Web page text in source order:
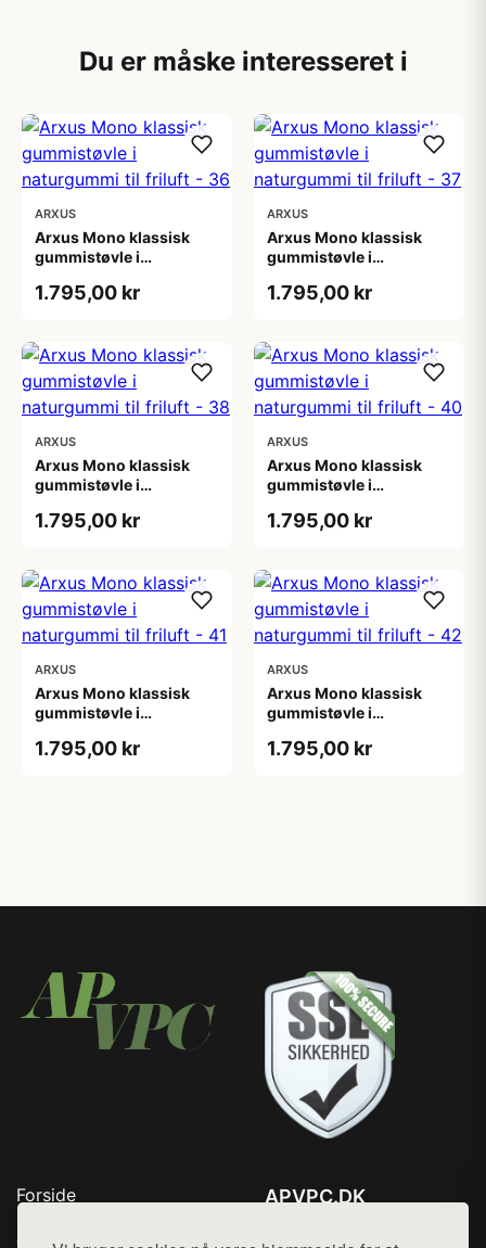
Du er måske interesseret i
ARXUS
Arxus Mono klassisk
gummistøvle i
36
1.795,00 kr
ARXUS
Arxus Mono klassisk
gummistøvle i
37
1.795,00 kr
ARXUS
Arxus Mono klassisk
gummistøvle i
38
1.795,00 kr
ARXUS
Arxus Mono klassisk
gummistøvle i
40
1.795,00 kr
ARXUS
Arxus Mono klassisk
gummistøvle i
41
1.795,00 kr
ARXUS
Arxus Mono klassisk
gummistøvle i
42
1.795,00 kr
Forside
APVPC.DK